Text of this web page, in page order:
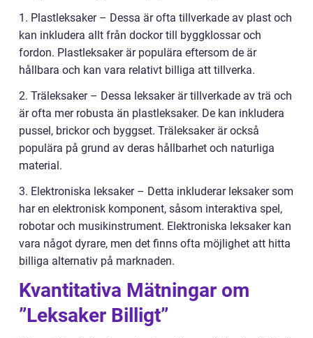
1. Plastleksaker – Dessa är ofta tillverkade av plast och
kan inkludera allt från dockor till byggklossar och
fordon. Plastleksaker är populära eftersom de är
hållbara och kan vara relativt billiga att tillverka.
2. Träleksaker – Dessa leksaker är tillverkade av trä och
är ofta mer robusta än plastleksaker. De kan inkludera
pussel, brickor och byggset. Träleksaker är också
populära på grund av deras hållbarhet och naturliga
material.
3. Elektroniska leksaker – Detta inkluderar leksaker som
har en elektronisk komponent, såsom interaktiva spel,
robotar och musikinstrument. Elektroniska leksaker kan
vara något dyrare, men det finns ofta möjlighet att hitta
billiga alternativ på marknaden.
Kvantitativa Mätningar om
”Leksaker Billigt”